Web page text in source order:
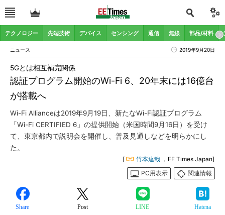
テクノロジー 先端技術 デバイス センシング 通信 無線 部品/材料
ニュース 2019年9月20日
認証プログラム開始のWi-Fi 6、20年末には16億台
が搭載へ
5Gとは相互補完関係
Wi-Fi Allianceは2019年9月19日、新たなWi-Fi認証プログラム
「Wi-Fi CERTIFIED 6」の提供開始（米国時間9月16日）を受け
て、東京都内で説明会を開催し、普及見通しなどを明らかにし
た。
[ 竹本達哉 ，EE Times Japan]
PC用表示
関連情報
Share Post LINE Hatena